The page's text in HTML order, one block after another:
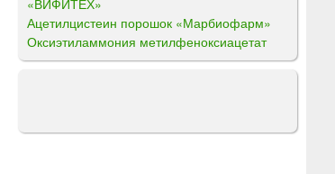
Ацетилцистеин порошок «Марбиофарм»
Оксиэтиламмония метилфеноксиацетат